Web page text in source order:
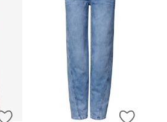
ZUR WUNSCHLISTE HINZUFÜGEN
ZUR